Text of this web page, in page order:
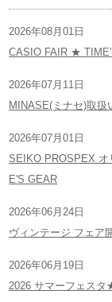
2026年08月01日
CASIO FAIR ★
2026年07月11日
MINASE(ミナセ)取
2026年07月01日
SEIKO PROSPEX
E'S GEAR
2026年06月24日
ヴィンテージ フェア
2026年06月19日
2026 サマーフェス